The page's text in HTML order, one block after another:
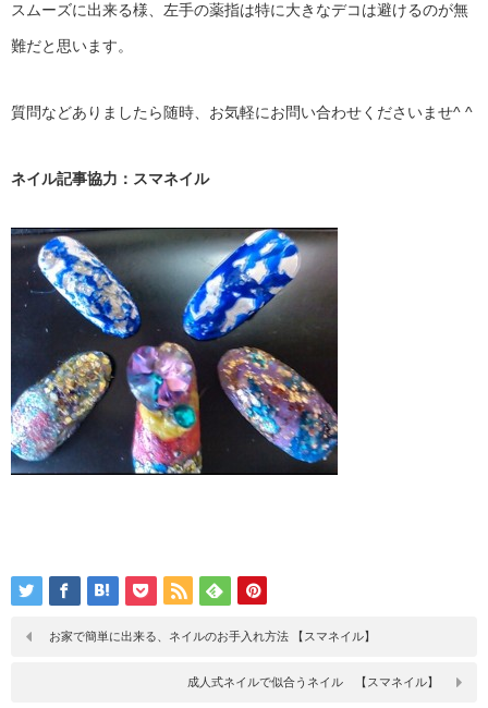
スムーズに出来る様、左手の薬指は特に大きなデコは避けるのが無
難だと思います。
質問などありましたら随時、お気軽にお問い合わせくださいませ^ ^
ネイル記事協力：スマネイル
お家で簡単に出来る、ネイルのお手入れ方法 【スマネイル】
成人式ネイルで似合うネイル 【スマネイル】